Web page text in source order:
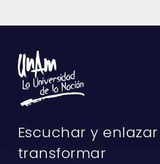
Escuchar y
transformar